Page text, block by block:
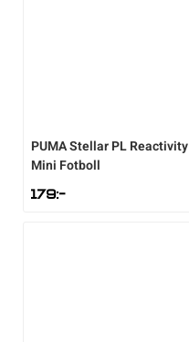
PUMAStellar PL Reactivity
Mini Fotboll
179:-